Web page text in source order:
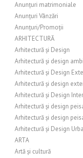
Anunțuri matrimoniale
Anunțuri Vânzări
Anunțuri/Promoții
ARHITECTURĂ
Arhitectură și Design
Arhitectură și design
Arhitectură și Design
Arhitectură și design
Arhitectură și Design
Arhitectură și design
Arhitectură și design
Arhitectură și Design
ARTA
Artă și cultură